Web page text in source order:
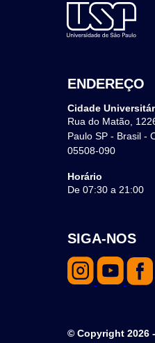
ENDEREÇO
Cidade
Rua do Matão,
Paulo SP - Brasil -
05508-090
Horário
De 07:30 a 21:00
SIGA-NOS
© Copyright 2026